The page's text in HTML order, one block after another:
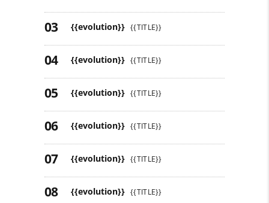
{{evolution}} {{TITLE}}
{{evolution}} {{TITLE}}
{{evolution}} {{TITLE}}
{{evolution}} {{TITLE}}
{{evolution}} {{TITLE}}
{{evolution}} {{TITLE}}